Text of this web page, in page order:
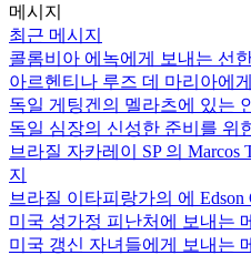
메시지
최근 메시지
콜롬비아 에녹에게 보내는 선
아르헨티나 루즈 데 마리아에
독일 게팅겐의 멜라츠에 있는
독일 심장의 신성한 준비를 위
브라질 자카레이 SP 의 Marcos
지
브라질 이타피랑가의 에 Edson
미국 성가정 피난처에 보내는
미국 갱신 자녀들에게 보내는